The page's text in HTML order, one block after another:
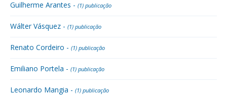
Guilherme Arantes - (1) publicação
Wálter Vásquez - (1) publicação
Renato Cordeiro - (1) publicação
Emiliano Portela - (1) publicação
Leonardo Mangia - (1) publicação